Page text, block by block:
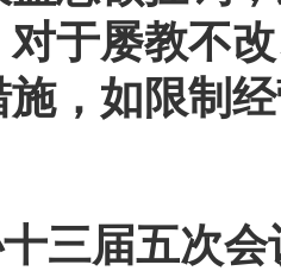
于屡教不
，如限制
三届五次